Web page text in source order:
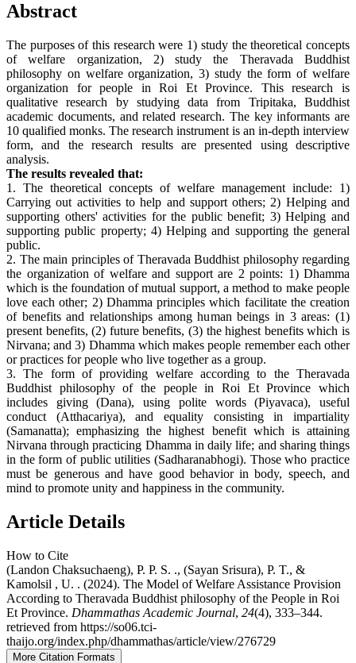
Abstract
The purposes of this research were 1) study the theoretical concepts
of welfare organization, 2) study the Theravada Buddhist
philosophy on welfare organization, 3) study the form of welfare
organization for people in Roi Et Province. This research is
qualitative research by studying data from Tripitaka, Buddhist
academic documents, and related research. The key informants are
10 qualified monks. The research instrument is an in-depth interview
form, and the research results are presented using descriptive
analysis.
The results revealed that:
1. The theoretical concepts of welfare management include: 1)
Carrying out activities to help and support others; 2) Helping and
supporting others' activities for the public benefit; 3) Helping and
supporting public property; 4) Helping and supporting the general
public.
2. The main principles of Theravada Buddhist philosophy regarding
the organization of welfare and support are 2 points: 1) Dhamma
which is the foundation of mutual support, a method to make people
love each other; 2) Dhamma principles which facilitate the creation
of benefits and relationships among human beings in 3 areas: (1)
present benefits, (2) future benefits, (3) the highest benefits which is
Nirvana; and 3) Dhamma which makes people remember each other
or practices for people who live together as a group.
3. The form of providing welfare according to the Theravada
Buddhist philosophy of the people in Roi Et Province which
includes giving (Dana), using polite words (Piyavaca), useful
conduct (Atthacariya), and equality consisting in impartiality
(Samanatta); emphasizing the highest benefit which is attaining
Nirvana through practicing Dhamma in daily life; and sharing things
in the form of public utilities (Sadharanabhogi). Those who practice
must be generous and have good behavior in body, speech, and
mind to promote unity and happiness in the community.
Article Details
How to Cite
(Landon Chaksuchaeng), P. P. S. ., (Sayan Srisura), P. T., &
Kamolsil , U. . (2024). The Model of Welfare Assistance Provision
According to Theravada Buddhist philosophy of the People in Roi
Et Province. Dhammathas Academic Journal, 24(4), 333–344.
retrieved from https://so06.tci-
thaijo.org/index.php/dhammathas/article/view/276729
More Citation Formats